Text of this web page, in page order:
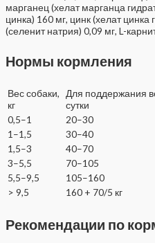
марганец (хелат марганца
цинка) 160 мг, цинк (хелат
(селенит натрия) 0,09 мг, L-
Нормы кормления
Вес собаки,
кг
Для поддержания
сутки
0,5–1
20–30
1–1,5
30–40
1,5–3
40–70
3–5,5
70–105
5,5–9,5
105–160
> 9,5
160 + 70/5 кг
Рекомендации по